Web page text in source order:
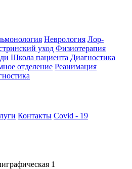
Неврология Лор-
уход Физиотерапия
Школа пациента Диагностика
отделение Реанимация
Контакты Covid - 19
1